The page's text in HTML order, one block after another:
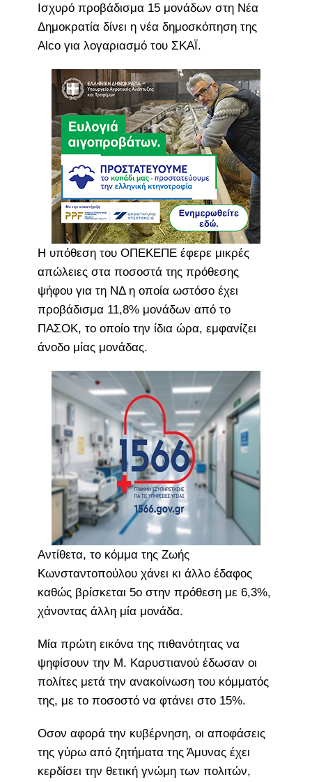
Ισχυρό προβάδισμα 15 μονάδων στη Νέα
Δημοκρατία δίνει η νέα δημοσκόπηση της
Alco για λογαριασμό του ΣΚΑΪ.
Η υπόθεση του ΟΠΕΚΕΠΕ έφερε μικρές
απώλειες στα ποσοστά της πρόθεσης
ψήφου για τη ΝΔ η οποία ωστόσο έχει
προβάδισμα 11,8% μονάδων από το
ΠΑΣΟΚ, το οποίο την ίδια ώρα, εμφανίζει
άνοδο μίας μονάδας.
Αντίθετα, το κόμμα της Ζωής
Κωνσταντοπούλου χάνει κι άλλο έδαφος
καθώς βρίσκεται 5ο στην πρόθεση με 6,3%,
χάνοντας άλλη μία μονάδα.
Μία πρώτη εικόνα της πιθανότητας να
ψηφίσουν την Μ. Καρυστιανού έδωσαν οι
πολίτες μετά την ανακοίνωση του κόμματός
της, με το ποσοστό να φτάνει στο 15%.
Οσον αφορά την κυβέρνηση, οι αποφάσεις
της γύρω από ζητήματα της Άμυνας έχει
κερδίσει την θετική γνώμη των πολιτών,